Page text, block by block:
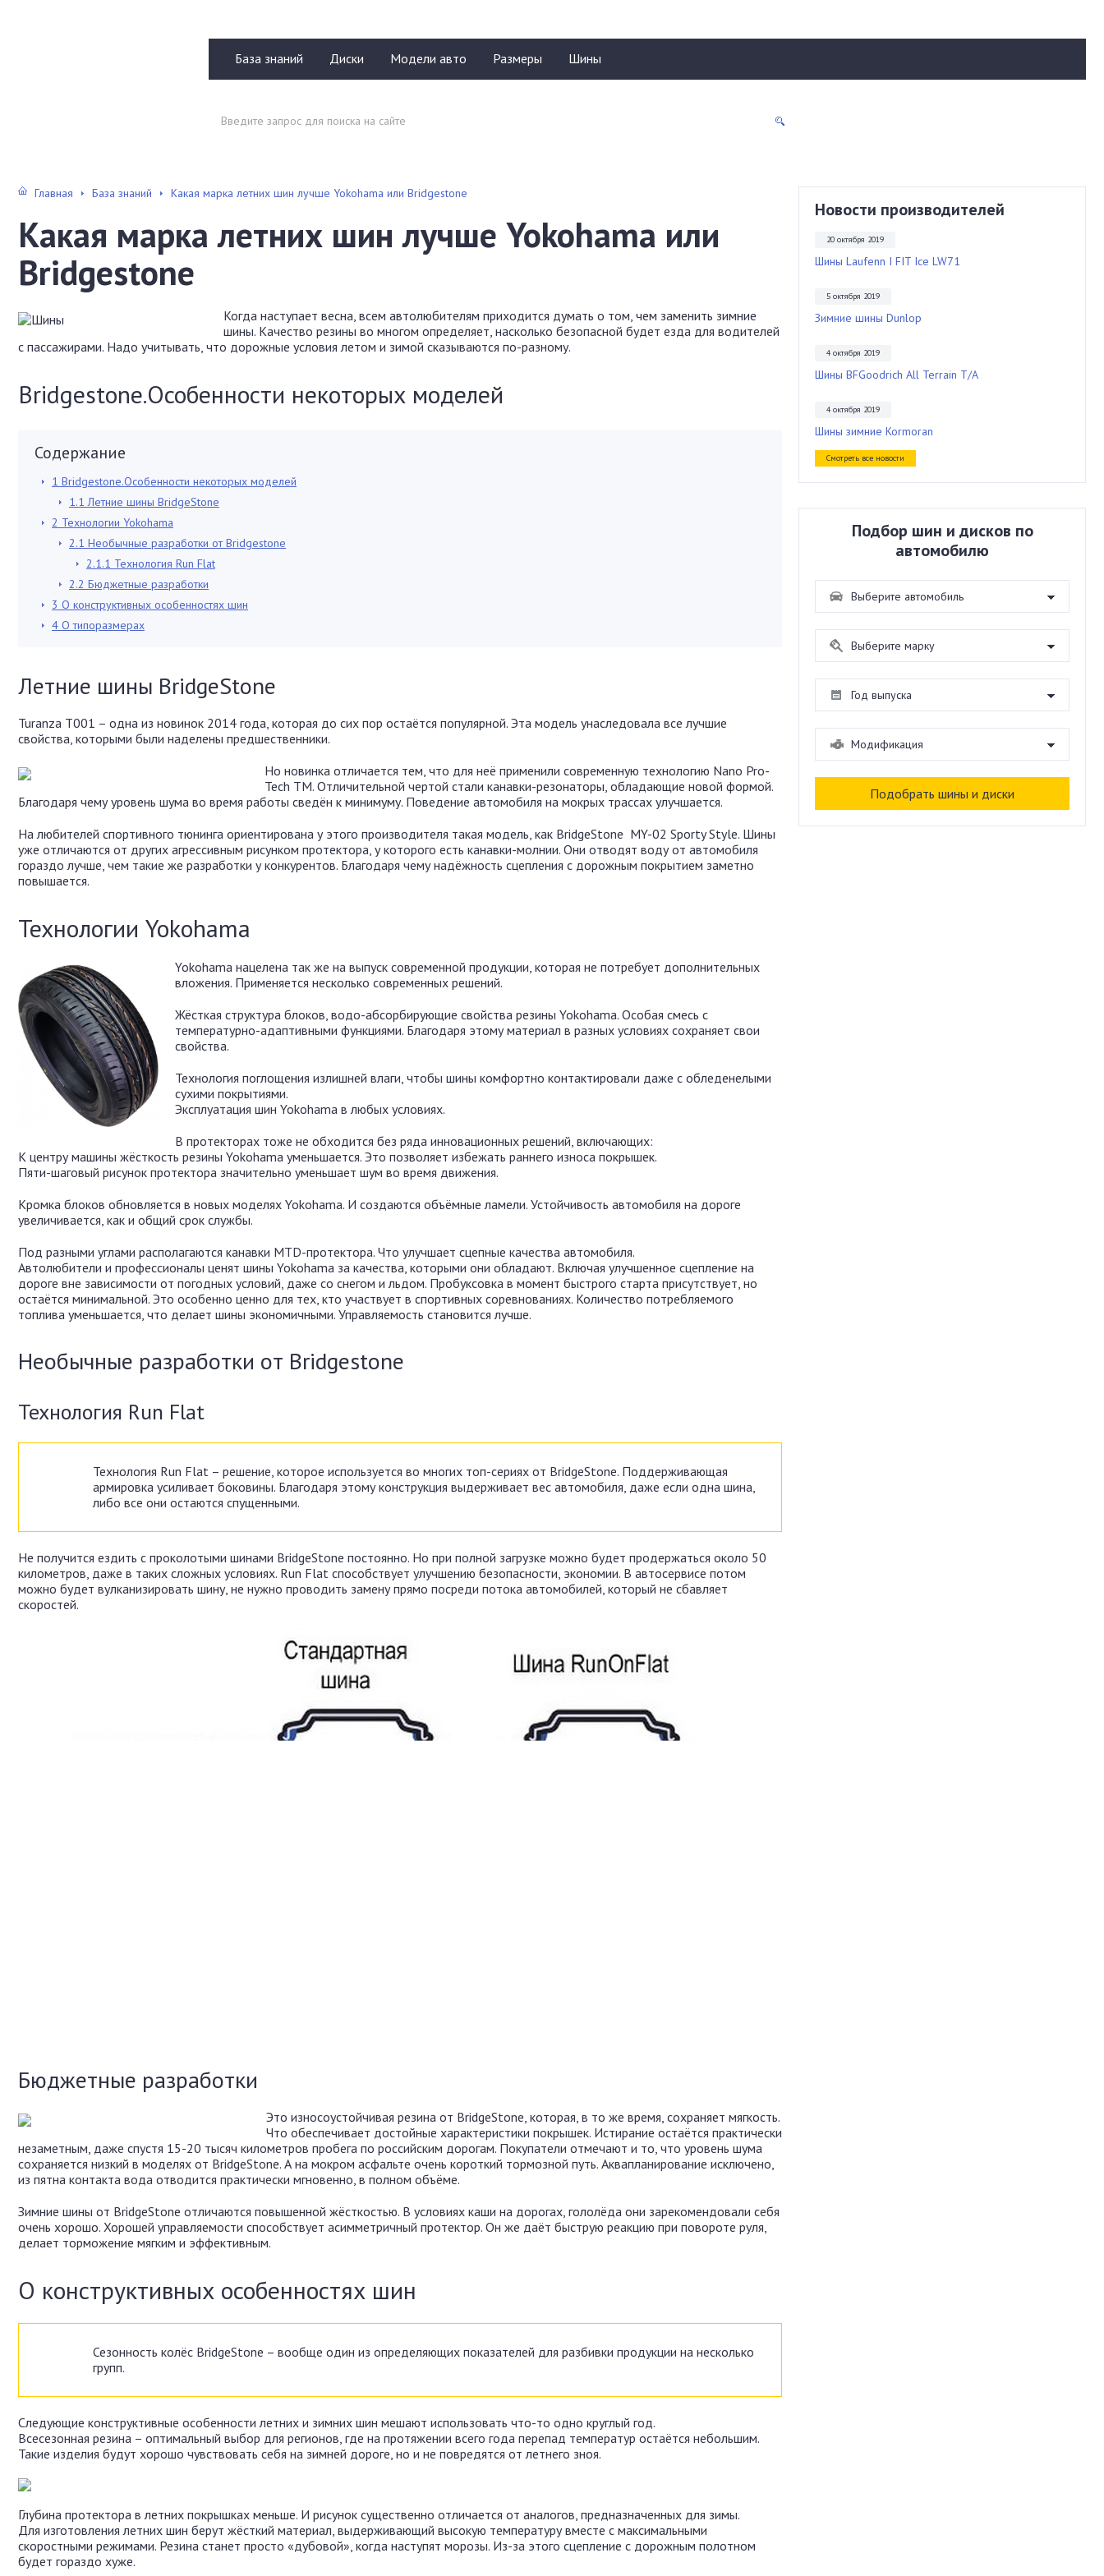
База знаний Диски Модели авто Размеры Шины
Главная База знаний Какая марка летних шин лучше Yokohama или Bridgestone
Какая марка летних шин лучше Yokohama или
Bridgestone
Когда наступает весна, всем автолюбителям приходится думать о том, чем заменить зимние
шины. Качество резины во многом определяет, насколько безопасной будет езда для водителей
с пассажирами. Надо учитывать, что дорожные условия летом и зимой сказываются по-разному.
Bridgestone.Особенности некоторых моделей
Содержание
1 Bridgestone.Особенности некоторых моделей
1.1 Летние шины BridgeStone
2 Технологии Yokohama
2.1 Необычные разработки от Bridgestone
2.1.1 Технология Run Flat
2.2 Бюджетные разработки
3 О конструктивных особенностях шин
4 О типоразмерах
Летние шины BridgeStone
Turanza T001 – одна из новинок 2014 года, которая до сих пор остаётся популярной. Эта модель унаследовала все лучшие
свойства, которыми были наделены предшественники.
Но новинка отличается тем, что для неё применили современную технологию Nano Pro-
Tech TM. Отличительной чертой стали канавки-резонаторы, обладающие новой формой.
Благодаря чему уровень шума во время работы сведён к минимуму. Поведение автомобиля на мокрых трассах улучшается.
На любителей спортивного тюнинга ориентирована у этого производителя такая модель, как BridgeStone MY-02 Sporty Style. Шины
уже отличаются от других агрессивным рисунком протектора, у которого есть канавки-молнии. Они отводят воду от автомобиля
гораздо лучше, чем такие же разработки у конкурентов. Благодаря чему надёжность сцепления с дорожным покрытием заметно
повышается.
Технологии Yokohama
Yokohama нацелена так же на выпуск современной продукции, которая не потребует дополнительных
вложения. Применяется несколько современных решений.
Жёсткая структура блоков, водо-абсорбирующие свойства резины Yokohama. Особая смесь с
температурно-адаптивными функциями. Благодаря этому материал в разных условиях сохраняет свои
свойства.
Технология поглощения излишней влаги, чтобы шины комфортно контактировали даже с обледенелыми
сухими покрытиями.
Эксплуатация шин Yokohama в любых условиях.
В протекторах тоже не обходится без ряда инновационных решений, включающих:
К центру машины жёсткость резины Yokohama уменьшается. Это позволяет избежать раннего износа покрышек.
Пяти-шаговый рисунок протектора значительно уменьшает шум во время движения.
Кромка блоков обновляется в новых моделях Yokohama. И создаются объёмные ламели. Устойчивость автомобиля на дороге
увеличивается, как и общий срок службы.
Под разными углами располагаются канавки MTD-протектора. Что улучшает сцепные качества автомобиля.
Автолюбители и профессионалы ценят шины Yokohama за качества, которыми они обладают. Включая улучшенное сцепление на
дороге вне зависимости от погодных условий, даже со снегом и льдом. Пробуксовка в момент быстрого старта присутствует, но
остаётся минимальной. Это особенно ценно для тех, кто участвует в спортивных соревнованиях. Количество потребляемого
топлива уменьшается, что делает шины экономичными. Управляемость становится лучше.
Необычные разработки от Bridgestone
Технология Run Flat
Технология Run Flat – решение, которое используется во многих топ-сериях от BridgeStone. Поддерживающая
армировка усиливает боковины. Благодаря этому конструкция выдерживает вес автомобиля, даже если одна шина,
либо все они остаются спущенными.
Не получится ездить с проколотыми шинами BridgeStone постоянно. Но при полной загрузке можно будет продержаться около 50
километров, даже в таких сложных условиях. Run Flat способствует улучшению безопасности, экономии. В автосервисе потом
можно будет вулканизировать шину, не нужно проводить замену прямо посреди потока автомобилей, который не сбавляет
скоростей.
Бюджетные разработки
Это износоустойчивая резина от BridgeStone, которая, в то же время, сохраняет мягкость.
Что обеспечивает достойные характеристики покрышек. Истирание остаётся практически
незаметным, даже спустя 15-20 тысяч километров пробега по российским дорогам. Покупатели отмечают и то, что уровень шума
сохраняется низкий в моделях от BridgeStone. А на мокром асфальте очень короткий тормозной путь. Аквапланирование исключено,
из пятна контакта вода отводится практически мгновенно, в полном объёме.
Зимние шины от BridgeStone отличаются повышенной жёсткостью. В условиях каши на дорогах, гололёда они зарекомендовали себя
очень хорошо. Хорошей управляемости способствует асимметричный протектор. Он же даёт быструю реакцию при повороте руля,
делает торможение мягким и эффективным.
О конструктивных особенностях шин
Сезонность колёс BridgeStone – вообще один из определяющих показателей для разбивки продукции на несколько
групп.
Следующие конструктивные особенности летних и зимних шин мешают использовать что-то одно круглый год.
Всесезонная резина – оптимальный выбор для регионов, где на протяжении всего года перепад температур остаётся небольшим.
Такие изделия будут хорошо чувствовать себя на зимней дороге, но и не повредятся от летнего зноя.
Глубина протектора в летних покрышках меньше. И рисунок существенно отличается от аналогов, предназначенных для зимы.
Для изготовления летних шин берут жёсткий материал, выдерживающий высокую температуру вместе с максимальными
скоростными режимами. Резина станет просто «дубовой», когда наступят морозы. Из-за этого сцепление с дорожным полотном
будет гораздо хуже.
Новости производителей
20 октября 2019
Шины Laufenn I FIT Ice LW71
5 октября 2019
Зимние шины Dunlop
4 октября 2019
Шины BFGoodrich All Terrain T/A
4 октября 2019
Шины зимние Kormoran
Смотреть все новости
Подбор шин и дисков по
автомобилю